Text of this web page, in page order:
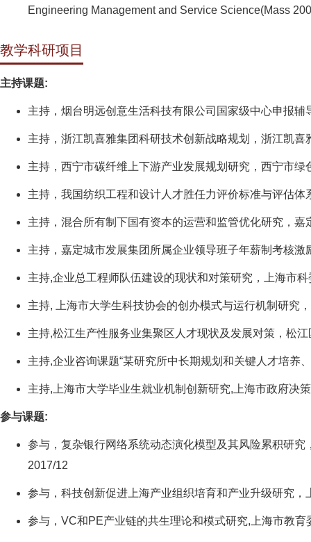
Engineering Management and Service Science(Mass
教学科研项目
主持课题:
主持，烟台明远创意生活科技有限公司国家级中心申报
主持，浙江凯喜雅集团科研技术创新战略规划，浙江凯
主持，西宁市碳纤维上下游产业发展规划研究，西宁市
主持，我国纺织工程和设计人才胜任力评价标准与评估
主持，混合所有制下国有资本的运营和监管优化研究，
主持，嘉定城市发展集团所属企业领导班子年薪制考核
主持,企业总工程师队伍建设的现状和对策研究，上海市
主持, 上海市大学生科技协会的创办模式与运行机制研究
主持,松江生产性服务业集聚区人才现状及发展对策，松
主持,企业咨询课题“某研究所中长期规划和关键人才培养
主持,上海市大学毕业生就业机制创新研究,上海市政府决
参与课题:
参与，复杂银行网络系统动态演化模型及其风险累积研
2017/12
参与，科技创新促进上海产业组织培育和产业升级研究
参与，VC和PE产业链的共生理论和模式研究,上海市教